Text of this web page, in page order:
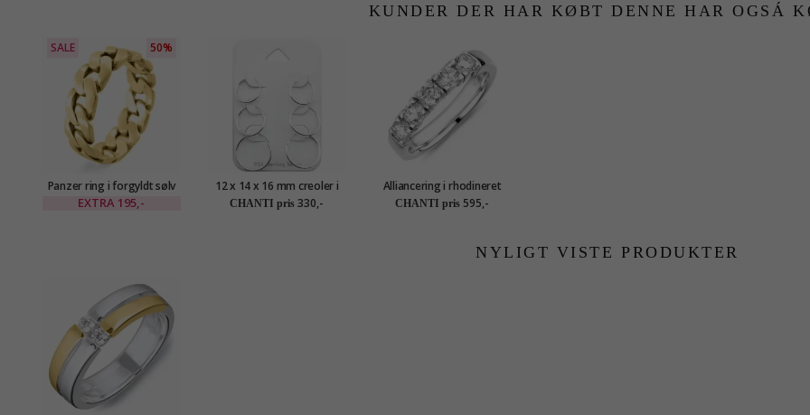
KUNDER DER HAR KØBT DENNE HAR OGSÁ
SALE 50%
Panzer ring i forgyldt sølv
EXTRA 195,-
12 x 14 x 16 mm creoler i
sølv
CHANTI pris 330,-
Alliancering i rhodineret
sølv
CHANTI pris 595,-
NYLIGT VISTE PRODUKTER